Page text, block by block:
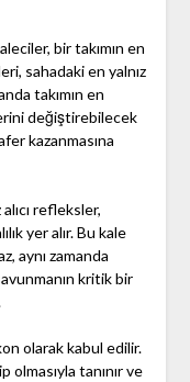
bir takımın en
sahadaki en yalnız
takımın en
değiştirebilecek
kazanmasına
refleksler,
yer alır. Bu kale
aynı zamanda
kritik bir
olarak kabul edilir.
olmasıyla tanınır ve